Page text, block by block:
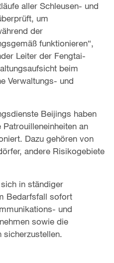
aller Schleusen- und
um
der
funktionieren“,
Leiter der Fengtai-
beim
Verwaltungs- und
Beijings haben
an
Dazu gehören von
andere Risikogebiete
in ständiger
Bedarfsfall sofort
und
sowie die
sicherzustellen.